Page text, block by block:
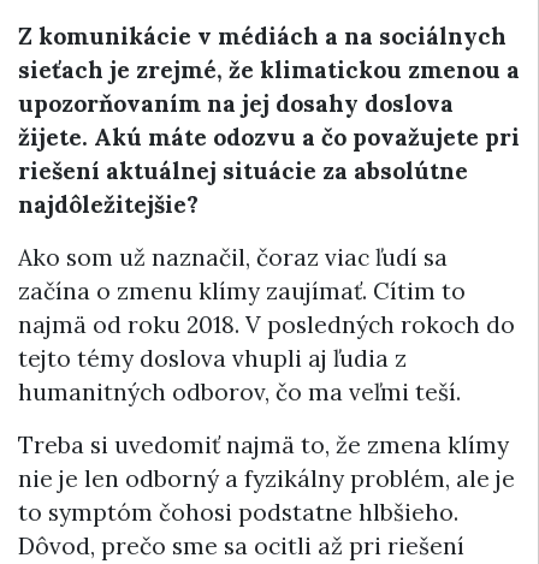
Z komunikácie v médiách a na sociálnych
sieťach je zrejmé, že klimatickou zmenou a
upozorňovaním na jej dosahy doslova
žijete. Akú máte odozvu a čo považujete pri
riešení aktuálnej situácie za absolútne
najdôležitejšie?
Ako som už naznačil, čoraz viac ľudí sa
začína o zmenu klímy zaujímať. Cítim to
najmä od roku 2018. V posledných rokoch do
tejto témy doslova vhupli aj ľudia z
humanitných odborov, čo ma veľmi teší.
Treba si uvedomiť najmä to, že zmena klímy
nie je len odborný a fyzikálny problém, ale je
to symptóm čohosi podstatne hlbšieho.
Dôvod, prečo sme sa ocitli až pri riešení